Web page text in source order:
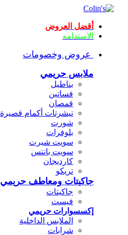
أقضل العروض
الاستدامه
عروض وخصومات
ملابس حريمي
بناطيل
فساتين
قمصان
تيشرتات أكمام قصيرة
شورت
بلوفرات
سويت شيرت
سويت بانتس
كارديجان
تريكو
جاكيتات ومعاطف حريمي
جاكيتات
فيست
إكسسوارات حريمي
الملابس الداخلية
شرابات